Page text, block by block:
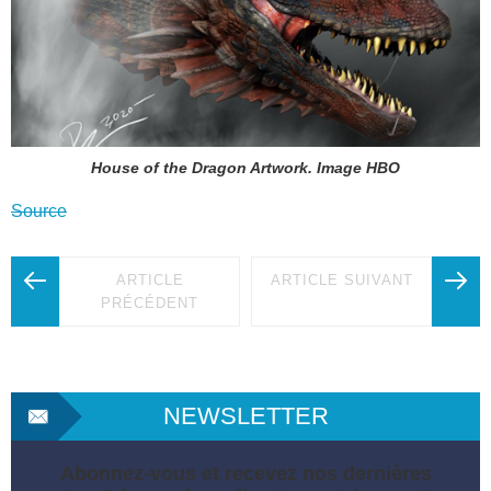
House of the Dragon Artwork. Image HBO
Source
ARTICLE
PRÉCÉDENT
ARTICLE SUIVANT
NEWSLETTER
Abonnez-vous et recevez nos dernières